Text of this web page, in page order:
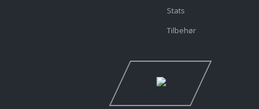
Stats
Tilbehør